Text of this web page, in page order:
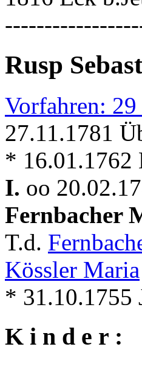
Rusp
Vorfahren:
27.11.1781
* 16.01.1762
I. oo
Fernbacher
T.d.
Kössler Maria
* 31.10.1755
K i n d e r :